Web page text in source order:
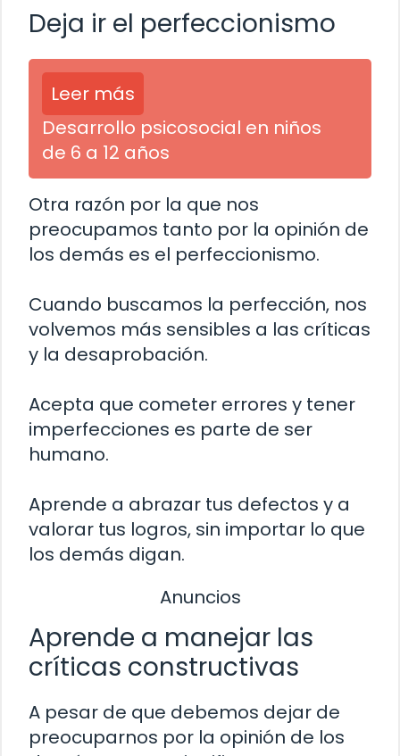
Deja ir el perfeccionismo
Leer más
Desarrollo psicosocial en niños
de 6 a 12 años
Otra razón por la que nos
preocupamos tanto por la opinión de
los demás es el perfeccionismo.
Cuando buscamos la perfección, nos
volvemos más sensibles a las críticas
y la desaprobación.
Acepta que cometer errores y tener
imperfecciones es parte de ser
humano.
Aprende a abrazar tus defectos y a
valorar tus logros, sin importar lo que
los demás digan.
Anuncios
Aprende a manejar las
críticas constructivas
A pesar de que debemos dejar de
preocuparnos por la opinión de los